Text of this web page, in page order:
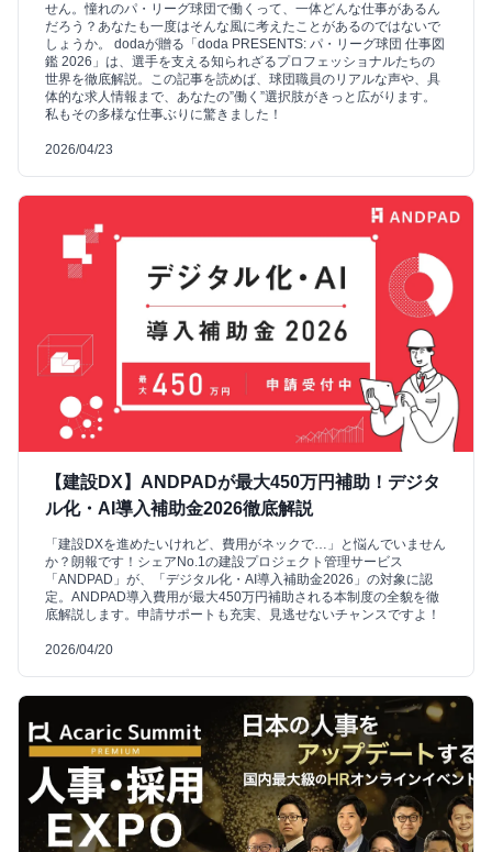
せん。憧れのパ・リーグ球団で働くって、一体どんな仕事があるん
だろう？あなたも一度はそんな風に考えたことがあるのではないで
しょうか。 dodaが贈る「doda PRESENTS: パ・リーグ球団 仕事図
鑑 2026」は、選手を支える知られざるプロフェッショナルたちの
世界を徹底解説。この記事を読めば、球団職員のリアルな声や、具
体的な求人情報まで、あなたの”働く”選択肢がきっと広がります。
私もその多様な仕事ぶりに驚きました！
2026/04/23
【建設DX】ANDPADが最大450万円補助！デジタ
ル化・AI導入補助金2026徹底解説
「建設DXを進めたいけれど、費用がネックで…」と悩んでいません
か？朗報です！シェアNo.1の建設プロジェクト管理サービス
「ANDPAD」が、「デジタル化・AI導入補助金2026」の対象に認
定。ANDPAD導入費用が最大450万円補助される本制度の全貌を徹
底解説します。申請サポートも充実、見逃せないチャンスですよ！
2026/04/20